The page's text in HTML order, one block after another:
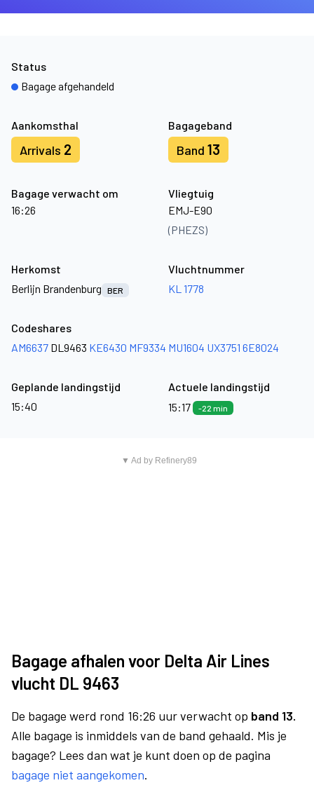
Aankomsthal
Arrivals 2
Bagageband
Band 13
Bagage verwacht om
16:26
Vliegtuig
EMJ-E90
(PHEZS)
Status
Bagage afgehandeld
Herkomst
Berlijn Brandenburg
BER
Vluchtnummer
KL 1778
Codeshares
AM6637 DL9463 KE6430 MF9334 MU1604 UX3751 6E8024
Geplande landingstijd
15:40
Actuele landingstijd
15:17
-22 min
▼ Ad by Refinery89
Bagage afhalen voor Delta Air Lines
vlucht DL 9463
De bagage werd rond 16:26 uur verwacht op band 13.
Alle bagage is inmiddels van de band gehaald. Mis je
bagage? Lees dan wat je kunt doen op de pagina
bagage niet aangekomen.